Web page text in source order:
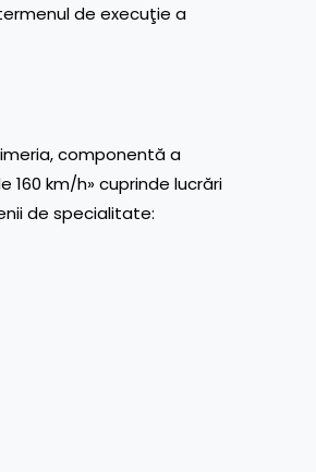
de execuţie a
componentă a
160 km/h» cuprinde lucrări
de specialitate: